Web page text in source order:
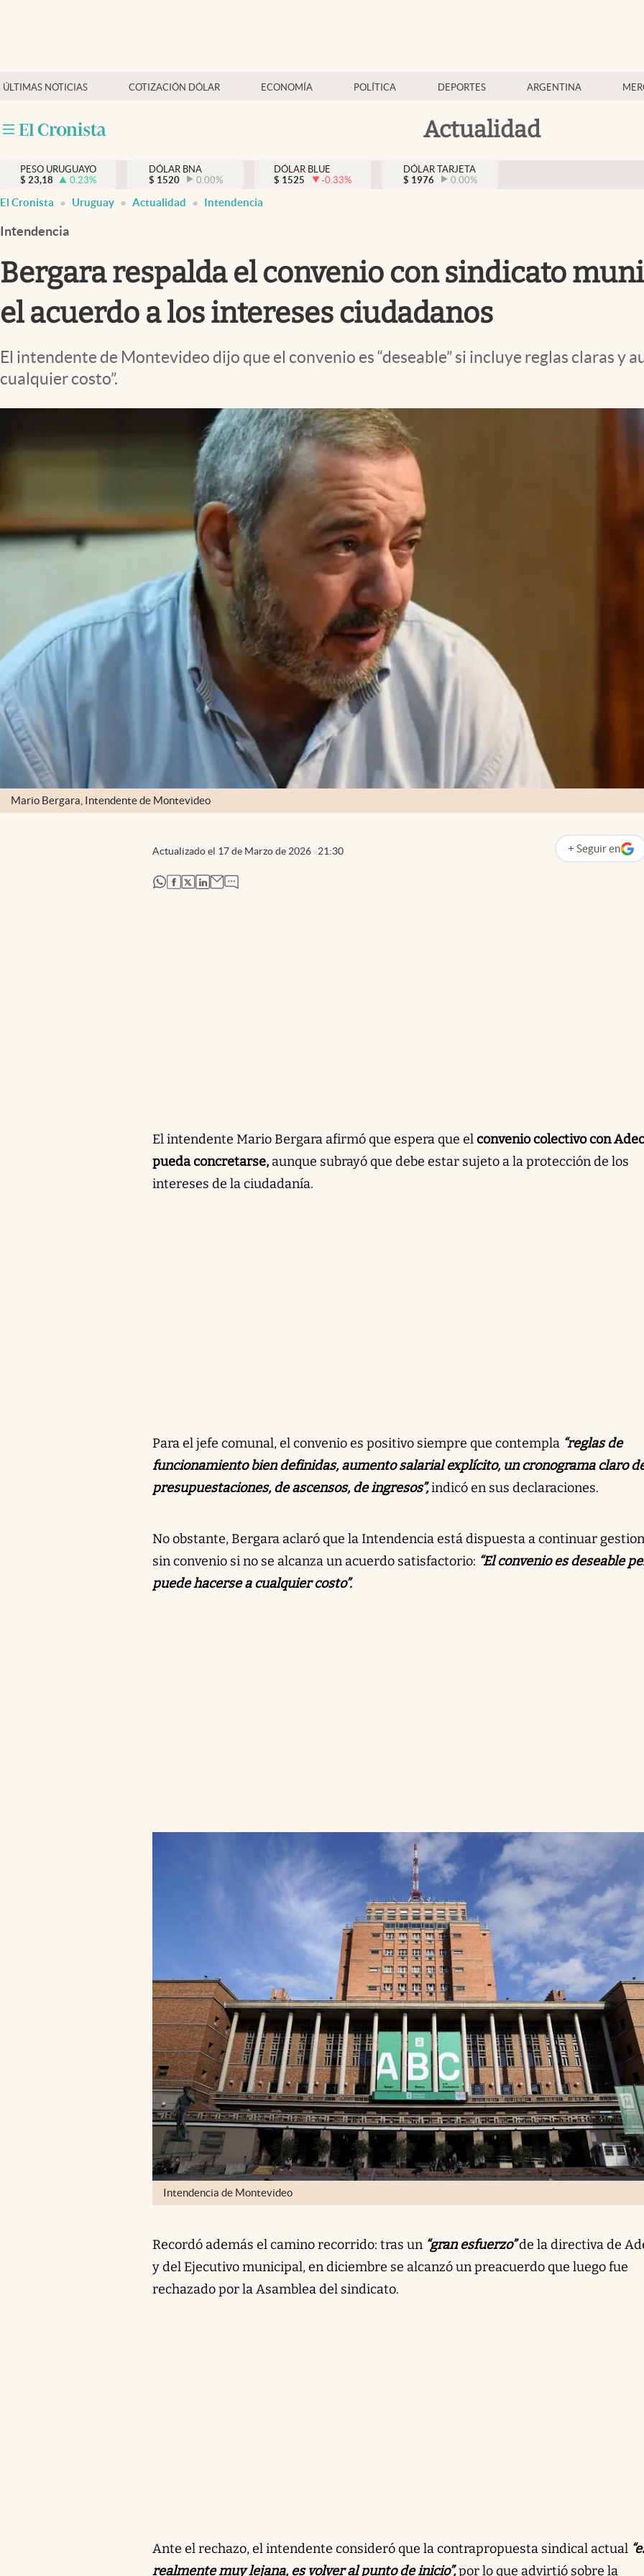
ÚLTIMAS NOTICIAS COTIZACIÓN DÓLAR ECONOMÍA POLÍTICA DEPORTES ARGENTINA
Actualidad
Actualidad
Política
Mercados
PESO URUGUAYO
$ 23,18 0.23%
DÓLAR BNA
$ 1520 0.00%
DÓLAR BLUE
$ 1525 -0.33%
DÓLAR TARJETA
$ 1976 0.00%
El Cronista Uruguay Actualidad Intendencia
Intendencia
Bergara respalda el convenio con sindicato
el acuerdo a los intereses ciudadanos
El intendente de Montevideo dijo que el convenio es “deseable” si incluye reglas claras y
cualquier costo”.
Mario Bergara, Intendente de Montevideo
Actualizado el 17 de Marzo de 2026 21:30 + Seguir en
abre en nueva
abre en nueva pestaña
abre en nueva pestaña
abre en nueva pestaña
abre en nueva pestaña
El intendente Mario Bergara afirmó que espera que elconvenio colectivo con
pueda concretarse, aunque subrayó que debe estar sujeto a la protección de los
intereses de la ciudadanía.
Para el jefe comunal, el convenio es positivo siempre que contempla “reglas de
funcionamiento bien definidas, aumento salarial explícito, un cronograma claro
presupuestaciones, de ascensos, de ingresos”,indicó en sus declaraciones.
No obstante, Bergara aclaró que la Intendencia está dispuesta a continuar
sin convenio si no se alcanza un acuerdo satisfactorio: “El convenio es deseable
puede hacerse a cualquier costo”.
Intendencia de Montevideo
Recordó además el camino recorrido: tras un “gran esfuerzo”de la directiva de
y del Ejecutivo municipal, en diciembre se alcanzó un preacuerdo que luego fue
rechazado por la Asamblea del sindicato.
Ante el rechazo, el intendente consideró que la contrapropuesta sindical actual
realmente muy lejana, es volver al punto de inicio”,por lo que advirtió sobre la